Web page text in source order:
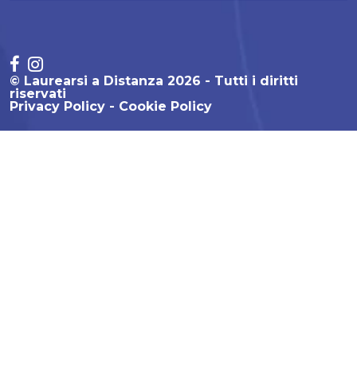
© Laurearsi a Distanza 2026 - Tutti i diritti
riservati
Privacy Policy
Cookie Policy